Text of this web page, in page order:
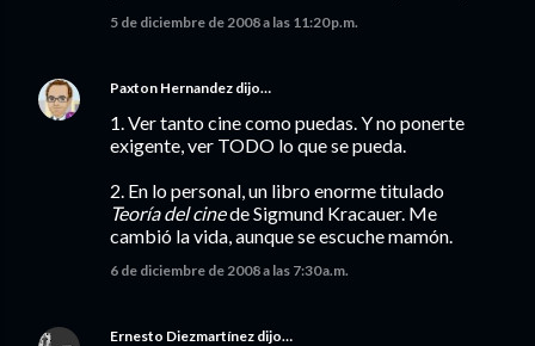
5 de diciembre de 2008 a las 11:20 p.m.
Paxton Hernandez dijo…
1. Ver tanto cine como puedas. Y no ponerte
exigente, ver TODO lo que se pueda.
2. En lo personal, un libro enorme titulado
Teoría del cinede Sigmund Kracauer. Me
cambió la vida, aunque se escuche mamón.
6 de diciembre de 2008 a las 7:30 a.m.
Ernesto Diezmartínez dijo…